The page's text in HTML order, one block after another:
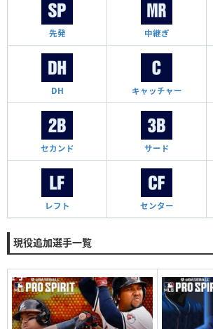
先発 中継ぎ
DH キャッチャー
セカンド サード
レフト センター
現役追加選手一覧